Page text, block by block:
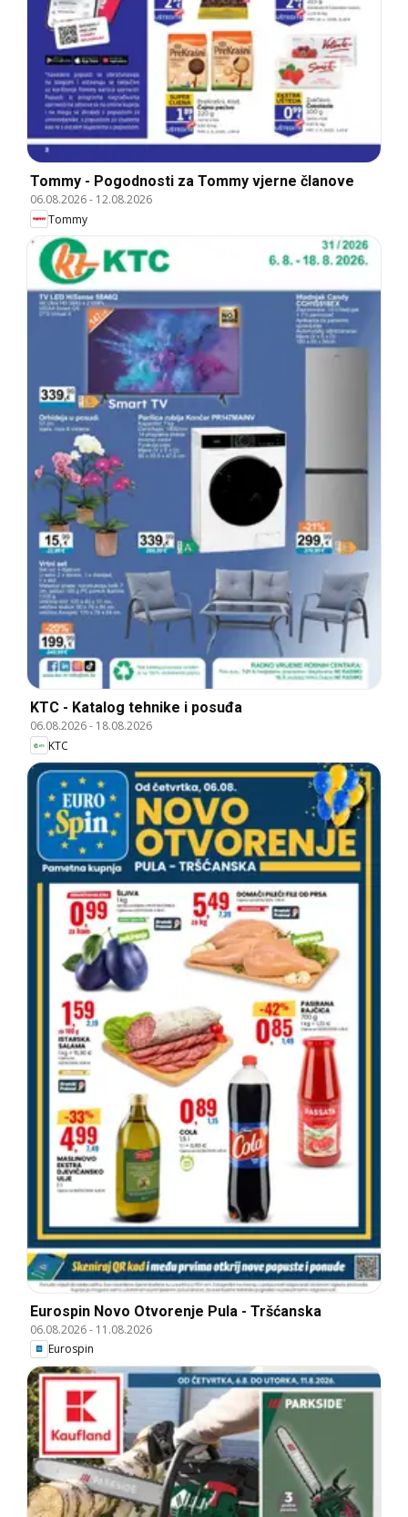
Tommy - Pogodnosti za Tommy vjerne članove
06.08.2026- 12.08.2026
Tommy
KTC - Katalog tehnike i posuđa
06.08.2026- 18.08.2026
KTC
Eurospin Novo Otvorenje Pula - Tršćanska
06.08.2026- 11.08.2026
Eurospin